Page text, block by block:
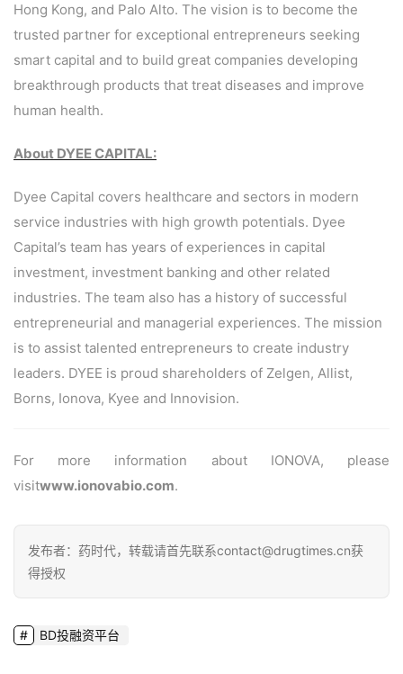
Hong Kong, and Palo Alto. The vision is to become the
trusted partner for exceptional entrepreneurs seeking
smart capital and to build great companies developing
breakthrough products that treat diseases and improve
human health.
About DYEE CAPITAL:
Dyee Capital covers healthcare and sectors in modern
service industries with high growth potentials. Dyee
Capital’s team has years of experiences in capital
investment, investment banking and other related
industries. The team also has a history of successful
entrepreneurial and managerial experiences. The mission
is to assist talented entrepreneurs to create industry
leaders. DYEE is proud shareholders of Zelgen, Allist,
Borns, Ionova, Kyee and Innovision.
For more information about IONOVA, please
visitwww.ionovabio.com.
发布者：药时代，转载请首先联系contact@drugtimes.cn获
得授权
BD投融资平台